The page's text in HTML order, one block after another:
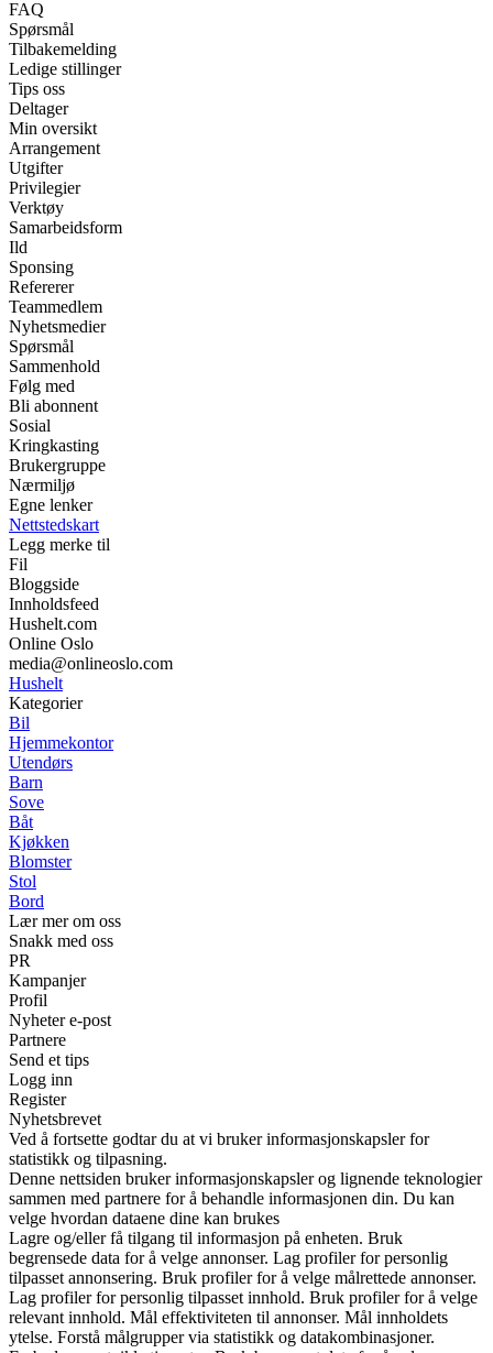
FAQ
Spørsmål
Tilbakemelding
Ledige stillinger
Tips oss
Deltager
Min oversikt
Arrangement
Utgifter
Privilegier
Verktøy
Samarbeidsform
Ild
Sponsing
Refererer
Teammedlem
Nyhetsmedier
Spørsmål
Sammenhold
Følg med
Bli abonnent
Sosial
Kringkasting
Brukergruppe
Nærmiljø
Egne lenker
Nettstedskart
Legg merke til
Fil
Bloggside
Innholdsfeed
Hushelt.com
Online Oslo
media@onlineoslo.com
Hushelt
Kategorier
Bil
Hjemmekontor
Utendørs
Barn
Sove
Båt
Kjøkken
Blomster
Stol
Bord
Lær mer om oss
Snakk med oss
PR
Kampanjer
Profil
Nyheter e-post
Partnere
Send et tips
Logg inn
Register
Nyhetsbrevet
Ved å fortsette godtar du at vi bruker informasjonskapsler for
statistikk og tilpasning.
Denne nettsiden bruker informasjonskapsler og lignende teknologier
sammen med partnere for å behandle informasjonen din. Du kan
velge hvordan dataene dine kan brukes
Lagre og/eller få tilgang til informasjon på enheten. Bruk
begrensede data for å velge annonser. Lag profiler for personlig
tilpasset annonsering. Bruk profiler for å velge målrettede annonser.
Lag profiler for personlig tilpasset innhold. Bruk profiler for å velge
relevant innhold. Mål effektiviteten til annonser. Mål innholdets
ytelse. Forstå målgrupper via statistikk og datakombinasjoner.